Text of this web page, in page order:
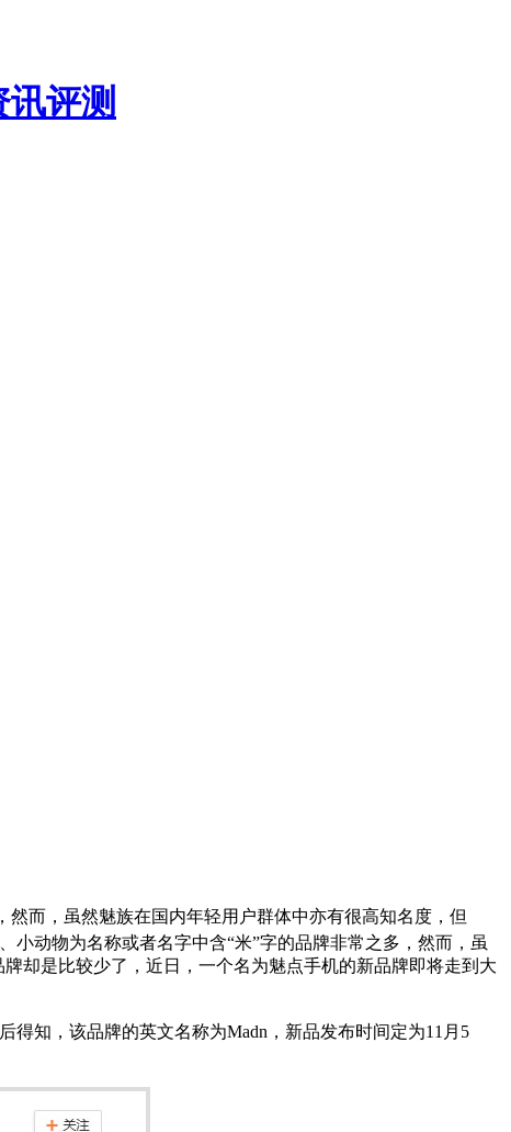
而，虽然魅族在国内年轻用户群体中亦有很高知名度，但
动物为名称或者名字中含“米”字的品牌非常之多，然而，虽
却是比较少了，近日，一个名为魅点手机的新品牌即将走到大
知，该品牌的英文名称为Madn，新品发布时间定为11月5